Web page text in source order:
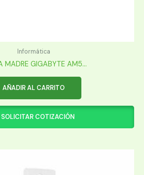
Informática
MADRE GIGABYTE AM5...
AÑADIR AL CARRITO
SOLICITAR COTIZACIÓN